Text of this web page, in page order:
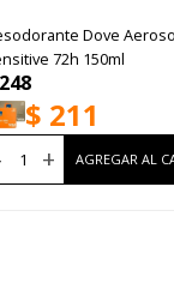
Dove
72h 150ml
248
$ 211
+